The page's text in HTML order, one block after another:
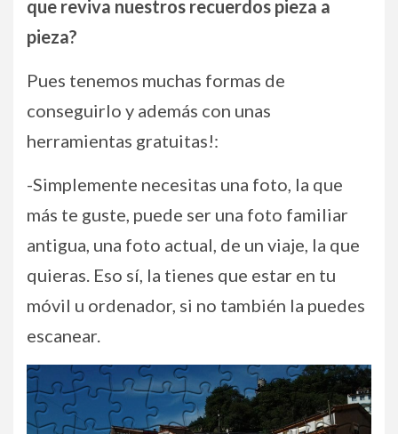
que reviva nuestros recuerdos pieza a
pieza?
Pues tenemos muchas formas de
conseguirlo y además con unas
herramientas gratuitas!:
-Simplemente necesitas una foto, la que
más te guste, puede ser una foto familiar
antigua, una foto actual, de un viaje, la que
quieras. Eso sí, la tienes que estar en tu
móvil u ordenador, si no también la puedes
escanear.